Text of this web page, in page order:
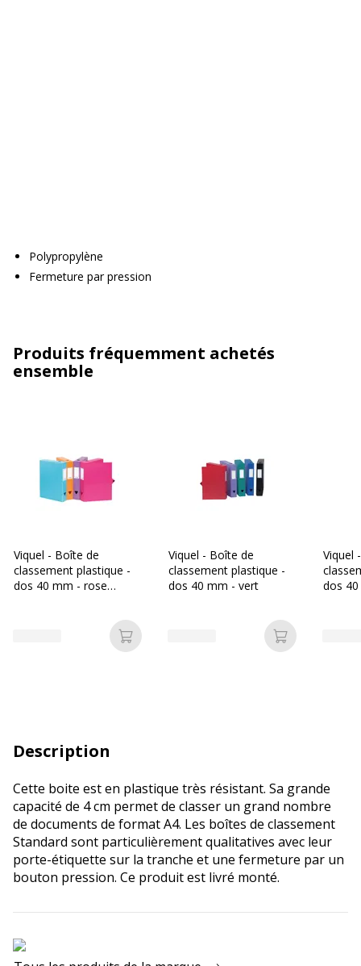
Polypropylène
Fermeture par pression
Produits fréquemment achetés
ensemble
Viquel - Boîte de
classement plastique -
dos 40 mm - rose
Ajouter au panier
Viquel - Boîte de
classement plastique -
dos 40 mm - vert
Ajouter au
Viquel
dos
Description
Cette boite est en plastique très résistant. Sa grande
capacité de 4 cm permet de classer un grand nombre
de documents de format A4. Les boîtes de classement
Standard sont particulièrement qualitatives avec leur
porte-étiquette sur la tranche et une fermeture par un
bouton pression. Ce produit est livré monté.